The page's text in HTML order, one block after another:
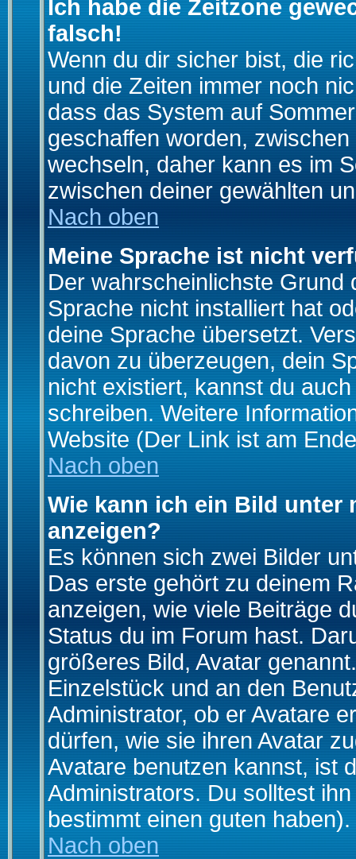
Ich habe die Zeitzone
falsch!
Wenn du dir sicher bist, die
und die Zeiten immer noch
dass das System auf
geschaffen worden,
wechseln, daher kann es im
zwischen deiner gewählten
Nach oben
Meine Sprache ist nicht
Der wahrscheinlichste Grund
Sprache nicht installiert hat
deine Sprache übersetzt.
davon zu überzeugen, dein
nicht existiert, kannst du
schreiben. Weitere
Website (Der Link ist am
Nach oben
Wie kann ich ein Bild unter
anzeigen?
Es können sich zwei Bilder
Das erste gehört zu deinem
anzeigen, wie viele Beiträge
Status du im Forum hast.
größeres Bild, Avatar
Einzelstück und an den
Administrator, ob er Avatare
dürfen, wie sie ihren Avatar
Avatare benutzen kannst, ist
Administrators. Du solltest
bestimmt einen guten haben).
Nach oben